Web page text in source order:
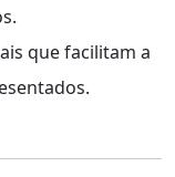
que facilitam a